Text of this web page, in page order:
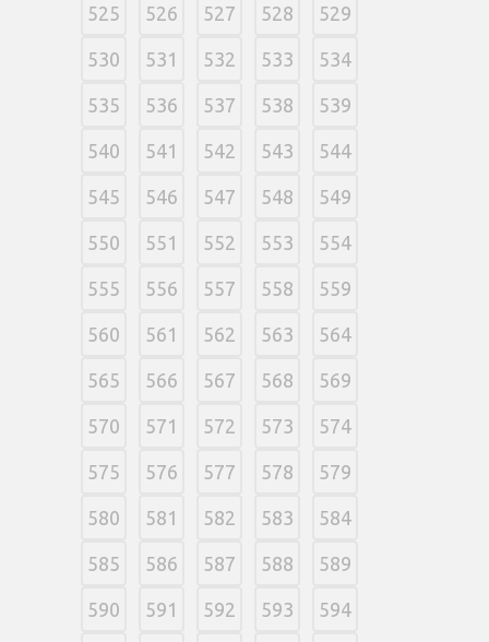
525 526 527 528 529
530 531 532 533 534
535 536 537 538 539
540 541 542 543 544
545 546 547 548 549
550 551 552 553 554
555 556 557 558 559
560 561 562 563 564
565 566 567 568 569
570 571 572 573 574
575 576 577 578 579
580 581 582 583 584
585 586 587 588 589
590 591 592 593 594